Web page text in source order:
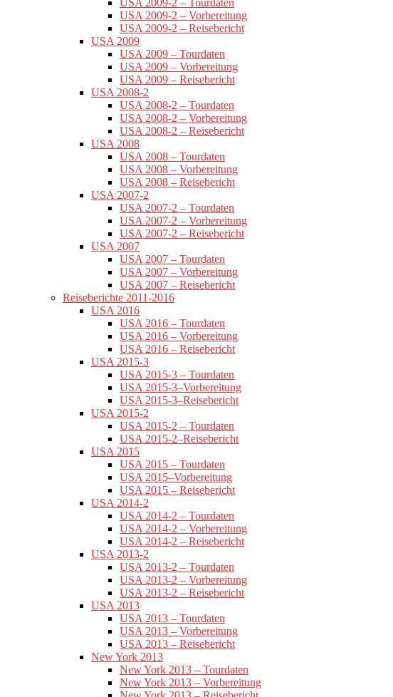
USA 2009-2 – Vorbereitung
USA 2009-2 – Reisebericht
USA 2009
USA 2009 – Tourdaten
USA 2009 – Vorbereitung
USA 2009 – Reisebericht
USA 2008-2
USA 2008-2 – Tourdaten
USA 2008-2 – Vorbereitung
USA 2008-2 – Reisebericht
USA 2008
USA 2008 – Tourdaten
USA 2008 – Vorbereitung
USA 2008 – Reisebericht
USA 2007-2
USA 2007-2 – Tourdaten
USA 2007-2 – Vorbereitung
USA 2007-2 – Reisebericht
USA 2007
USA 2007 – Tourdaten
USA 2007 – Vorbereitung
USA 2007 – Reisebericht
Reiseberichte 2011-2016
USA 2016
USA 2016 – Tourdaten
USA 2016 – Vorbereitung
USA 2016 – Reisebericht
USA 2015-3
USA 2015-3 – Tourdaten
USA 2015-3–Vorbereitung
USA 2015-3–Reisebericht
USA 2015-2
USA 2015-2 – Tourdaten
USA 2015-2–Reisebericht
USA 2015
USA 2015 – Tourdaten
USA 2015–Vorbereitung
USA 2015 – Reisebericht
USA 2014-2
USA 2014-2 – Tourdaten
USA 2014-2 – Vorbereitung
USA 2014-2 – Reisebericht
USA 2013-2
USA 2013-2 – Tourdaten
USA 2013-2 – Vorbereitung
USA 2013-2 – Reisebericht
USA 2013
USA 2013 – Tourdaten
USA 2013 – Vorbereitung
USA 2013 – Reisebericht
New York 2013
New York 2013 – Tourdaten
New York 2013 – Vorbereitung